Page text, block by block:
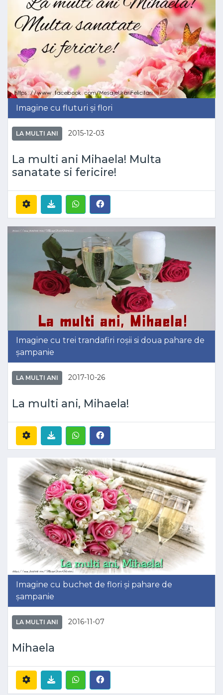
Imagine cu fluturi și flori
LA MULTI ANI 2015-12-03
La multi ani Mihaela! Multa
sanatate si fericire!
Imagine cu trei trandafiri roșii si doua pahare de
șampanie
LA MULTI ANI 2017-10-26
La multi ani, Mihaela!
Imagine cu buchet de flori și pahare de
șampanie
LA MULTI ANI 2016-11-07
Mihaela